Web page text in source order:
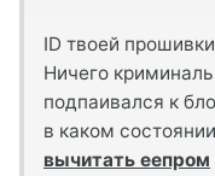
ID твоей
Ничего
подпаивался к
в каком
вычитать еепром